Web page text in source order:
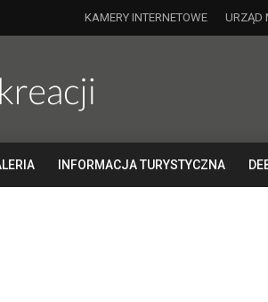
KAMERY INTERNETOWE URZĄD
INFORMACJA TURYSTYCZNA